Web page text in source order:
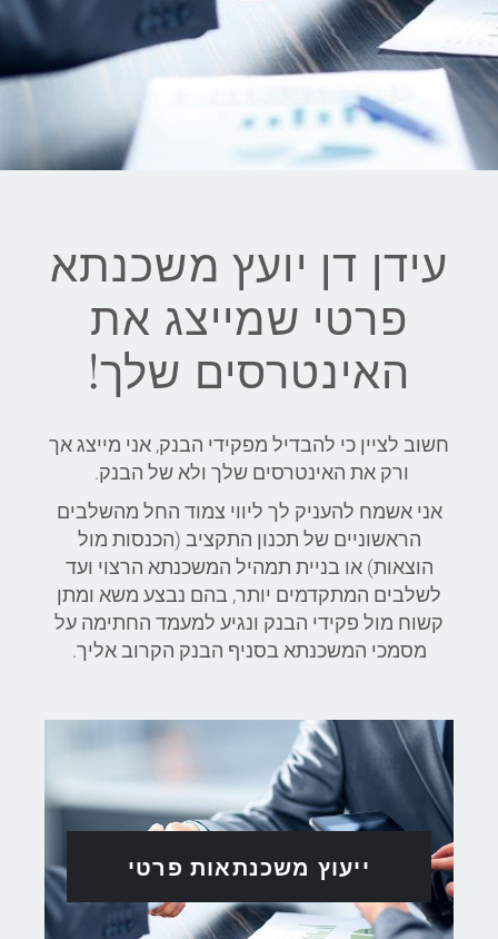
עידן דן יועץ משכנתא
פרטי שמייצג את
האינטרסים שלך!
חשוב לציין כי להבדיל מפקידי הבנק, אני מייצג אך
ורק את האינטרסים שלך ולא של הבנק.
אני אשמח להעניק לך ליווי צמוד החל מהשלבים
הראשוניים של תכנון התקציב (הכנסות מול
הוצאות) או בניית תמהיל המשכנתא הרצוי ועד
לשלבים המתקדמים יותר, בהם נבצע משא ומתן
קשוח מול פקידי הבנק ונגיע למעמד החתימה על
מסמכי המשכנתא בסניף הבנק הקרוב אליך.
ייעוץ משכנתאות פרטי